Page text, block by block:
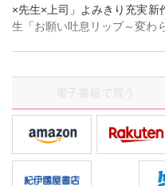
×先生×上司」よみきり充実新
生「お願い吐息リップ～変わ
スと誘惑トライアングル2～
ちゃん、調教など盛りだくさ
電子書籍で買う